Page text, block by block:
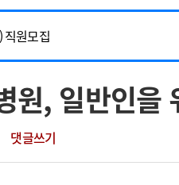
판례
법적고지 광고안
직원모집
차) 모집
의사 채용
, 일반인을
댓글쓰기